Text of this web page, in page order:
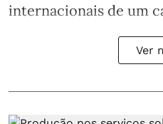
internacionais de um
Ver